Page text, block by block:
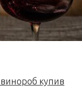
купив